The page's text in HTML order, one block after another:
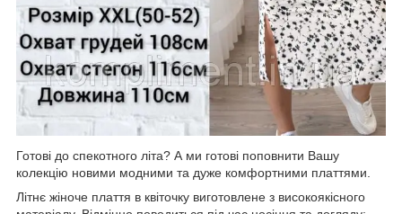
Готові до спекотного літа? А ми готові поповнити Вашу
колекцію новими модними та дуже комфортними платтями.
Літнє жіноче плаття в квіточку виготовлене з високоякісного